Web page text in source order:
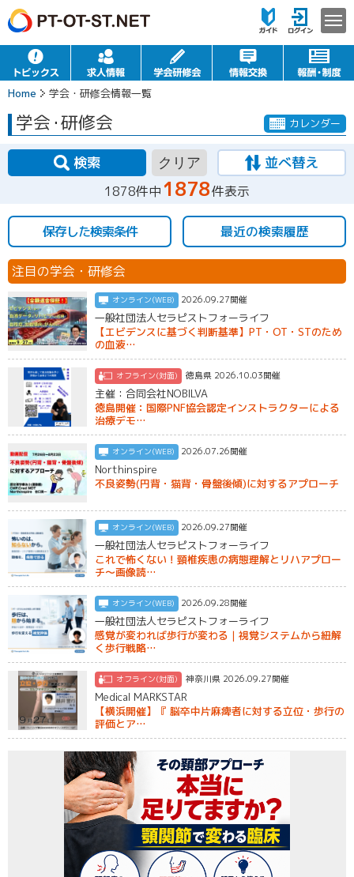
Home 学会・研修会情報一覧
学会・研修会 カレンダー
検索 クリア 並べ替え
1878件中1878件表示
保存した検索条件 最近の検索履歴
注目の学会・研修会
オンライン(WEB) 2026.09.27開催
一般社団法人セラピストフォーライフ
【エビデンスに基づく判断基準】PT・OT・STのため
の血液…
オフライン(対面) 徳島県 2026.10.03開催
主催：合同会社NOBILVA
徳島開催：国際PNF協会認定インストラクターによる
治療デモ…
オンライン(WEB) 2026.07.26開催
Northinspire
不良姿勢(円背・猫背・骨盤後傾)に対するアプローチ
オンライン(WEB) 2026.09.27開催
一般社団法人セラピストフォーライフ
これで怖くない！頸椎疾患の病態理解とリハアプロー
チ〜画像読…
オンライン(WEB) 2026.09.28開催
一般社団法人セラピストフォーライフ
感覚が変われば歩行が変わる｜視覚システムから紐解
く歩行戦略…
オフライン(対面) 神奈川県 2026.09.27開催
Medical MARKSTAR
【横浜開催】『 脳卒中片麻痺者に対する立位・歩行の
評価とア…